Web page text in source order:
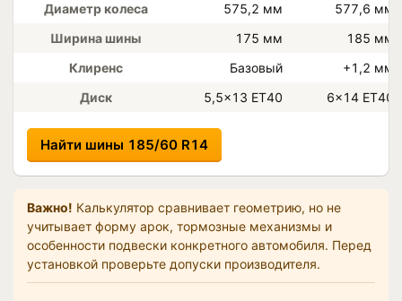
Диаметр колеса
575,2 мм
577,6 мм
Ширина шины
175 мм
185 мм
Клиренс
Базовый
+1,2 мм
Диск
5,5×13 ET40 6×14 ET40
Найти шины 185/60 R14
Важно! Калькулятор сравнивает геометрию, но не
учитывает форму арок, тормозные механизмы и
особенности подвески конкретного автомобиля. Перед
установкой проверьте допуски производителя.